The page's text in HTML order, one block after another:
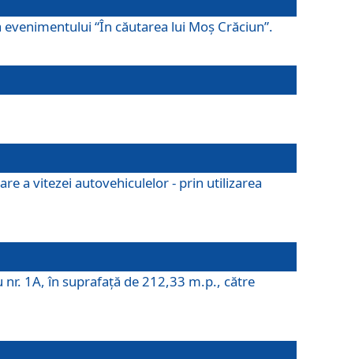
“În căutarea lui Moș Crăciun”.
a vitezei autovehiculelor - prin utilizarea
1A, în suprafaţă de 212,33 m.p., către